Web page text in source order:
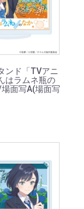
ンド「TVアニ
はラムネ瓶の
面写A(場面写